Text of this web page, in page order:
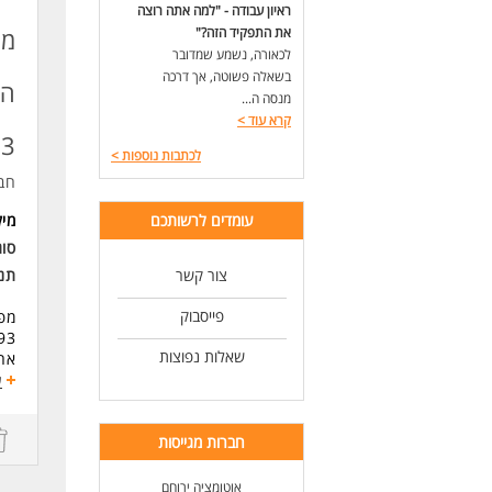
ראיון עבודה - "למה אתה רוצה
את התפקיד הזה?"
לכאורה, נשמע שמדובר
בשאלה פשוטה, אך דרכה
מנסה ה...
קרא עוד>
לכתבות נוספות>
עומדים לרשותכם
צור קשר
פייסבוק
שאלות נפוצות
חברות מגייסות
אוטומציה ירוחם
-
-
-